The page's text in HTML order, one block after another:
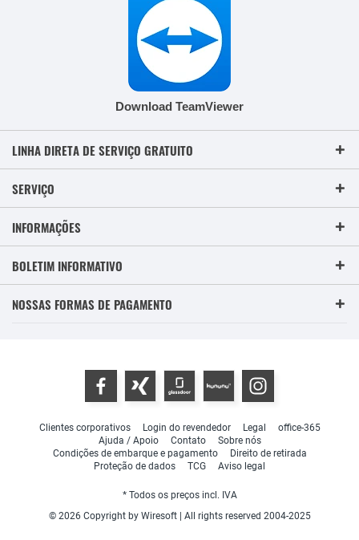
Download TeamViewer
LINHA DIRETA DE SERVIÇO GRATUITO
SERVIÇO
INFORMAÇÕES
BOLETIM INFORMATIVO
NOSSAS FORMAS DE PAGAMENTO
Clientes corporativos Login do revendedor Legal
office-365
Ajuda / Apoio
Contato
Sobre nós
Condições de embarque e pagamento
Direito de retirada
Proteção de dados
TCG Aviso legal
* Todos os preços incl. IVA
© 2026 Copyright by Wiresoft | All rights reserved 2004-2025